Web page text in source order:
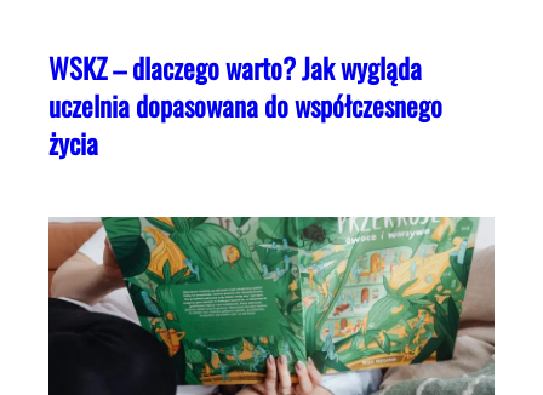
WSKZ – dlaczego warto? Jak wygląda
uczelnia dopasowana do współczesnego
życia